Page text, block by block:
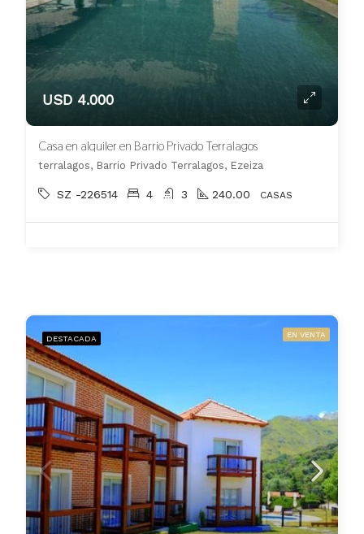
USD 4.000
Casa en alquiler en Barrio Privado Terralagos
terralagos, Barrio Privado Terralagos, Ezeiza
SZ -226514 4 3 240.00 CASAS
DESTACADA EN VENTA